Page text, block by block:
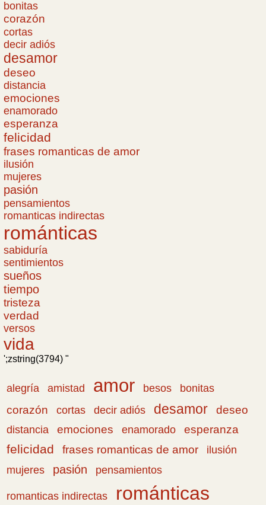
bonitas
corazón
cortas
decir adiós
desamor
deseo
distancia
emociones
enamorado
esperanza
felicidad
frases romanticas de amor
ilusión
mujeres
pasión
pensamientos
romanticas indirectas
románticas
sabiduría
sentimientos
sueños
tiempo
tristeza
verdad
versos
vida
';zstring(3794) "
alegría amistad amor besos
bonitas
corazón
cortas decir adiós desamor deseo
distancia emociones enamorado esperanza
felicidad frases romanticas de amor
ilusión
mujeres
pasión pensamientos
romanticas indirectas románticas